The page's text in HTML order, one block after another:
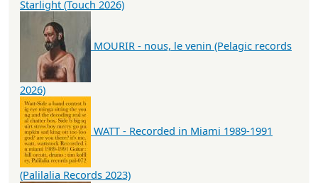
Starlight (Touch 2026)
MOURIR - nous, le venin (Pelagic records
2026)
WATT - Recorded in Miami 1989-1991
(Palilalia Records 2023)